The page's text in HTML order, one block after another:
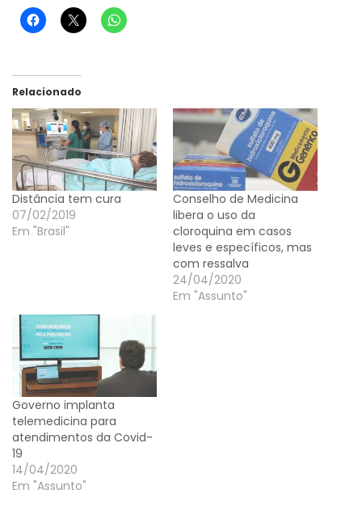
Relacionado
Distância tem cura
07/02/2019
Em "Brasil"
Conselho de Medicina
libera o uso da
cloroquina em casos
leves e específicos, mas
com ressalva
24/04/2020
Em "Assunto"
Governo implanta
telemedicina para
atendimentos da Covid-
19
14/04/2020
Em "Assunto"